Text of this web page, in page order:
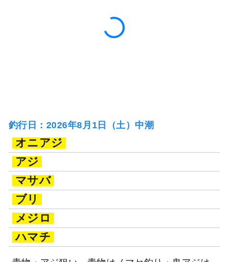
釣行日：2026年8月1日（土）中潮
オニアジ
アジ
マサバ
ブリ
メジロ
ハマチ